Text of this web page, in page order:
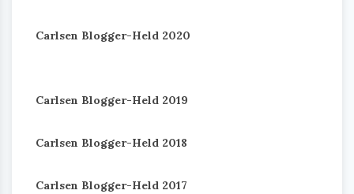
Carlsen Blogger-Held 2020
Carlsen Blogger-Held 2019
Carlsen Blogger-Held 2018
Carlsen Blogger-Held 2017